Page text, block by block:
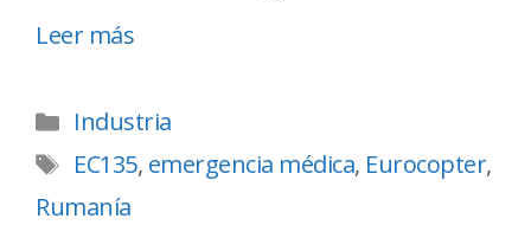
Leer más
Industria
EC135, emergencia médica, Eurocopter,
Rumanía